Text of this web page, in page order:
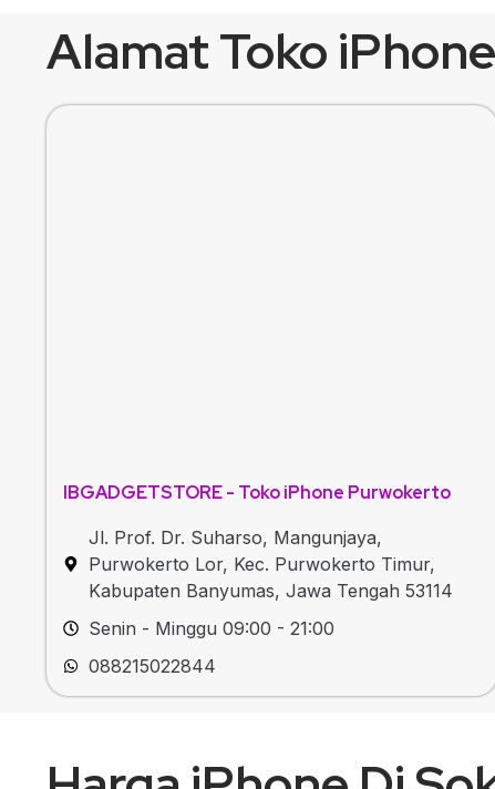
Alamat Toko
IBGADGETSTORE - Toko iPhone Purwokerto
Jl. Prof. Dr. Suharso, Mangunjaya,
Purwokerto Lor, Kec. Purwokerto Timur,
Kabupaten Banyumas, Jawa Tengah 53114
Senin - Minggu 09:00 - 21:00
088215022844